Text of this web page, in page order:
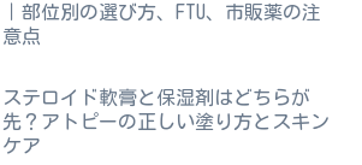
｜部位別の選び方、FTU、市販薬の注
意点
ステロイド軟膏と保湿剤はどちらが
先？アトピーの正しい塗り方とスキン
ケア